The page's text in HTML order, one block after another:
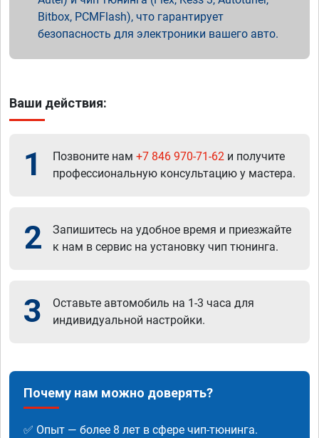
Bitbox, PCMFlash), что гарантирует
безопасность для электроники вашего авто.
Ваши действия:
1 Позвоните нам +7 846 970-71-62 и получите
профессиональную консультацию у мастера.
2
Запишитесь на удобное время и приезжайте
к нам в сервис на установку чип тюнинга.
3
Оставьте автомобиль на 1-3 часа для
индивидуальной настройки.
Почему нам можно доверять?
✅ Опыт — более 8 лет в сфере чип-тюнинга.